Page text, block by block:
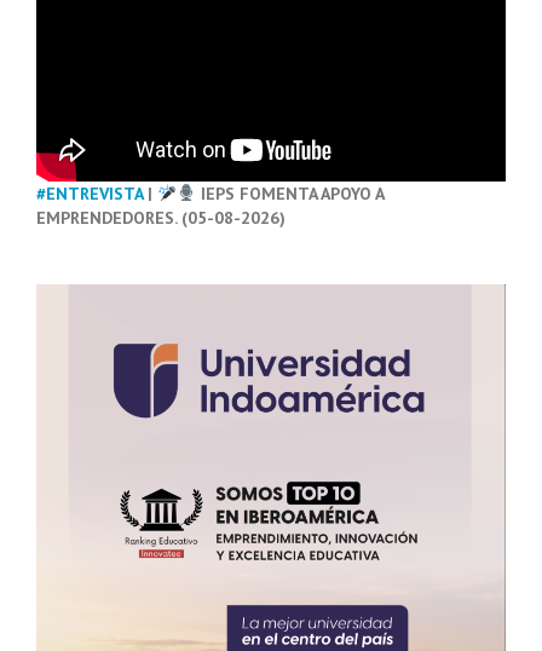
#ENTREVISTA|
IEPS FOMENTA APOYO A
EMPRENDEDORES. (05-08-2026)